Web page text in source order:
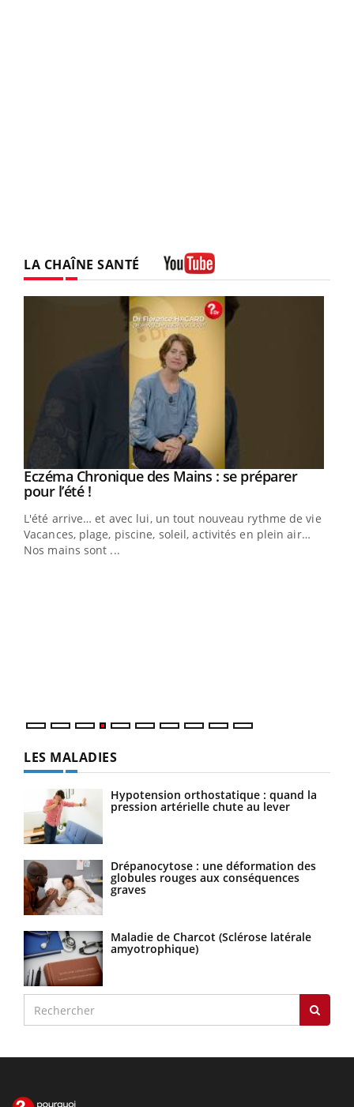
LA CHAÎNE SANTÉ
Youtube
Eczéma Chronique des Mains : se préparer
pour l’été !Youtube
L'été arrive… et avec lui, un tout nouveau rythme de vie !
Vacances, plage, piscine, soleil, activités en plein air…
Nos mains sont ...
LES MALADIES
Hypotension orthostatique : quand la
pression artérielle chute au lever
Drépanocytose : une déformation des
globules rouges aux conséquences
graves
Maladie de Charcot (Sclérose latérale
amyotrophique)